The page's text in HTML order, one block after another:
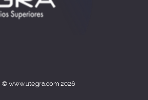
© www.utegra.com 2026